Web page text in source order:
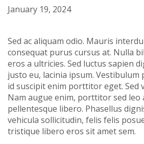
January 19, 2024
Sed ac aliquam odio. Mauris
consequat purus cursus at. Nulla
eros a ultricies. Sed luctus sapien
justo eu, lacinia ipsum. Vestibulum
id suscipit enim porttitor eget. Sed
Nam augue enim, porttitor sed leo
pellentesque libero. Phasellus
vehicula sollicitudin, felis felis
tristique libero eros sit amet sem.